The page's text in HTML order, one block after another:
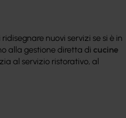
nuovi servizi se si è in
alla gestione diretta di cucine
al servizio ristorativo, al